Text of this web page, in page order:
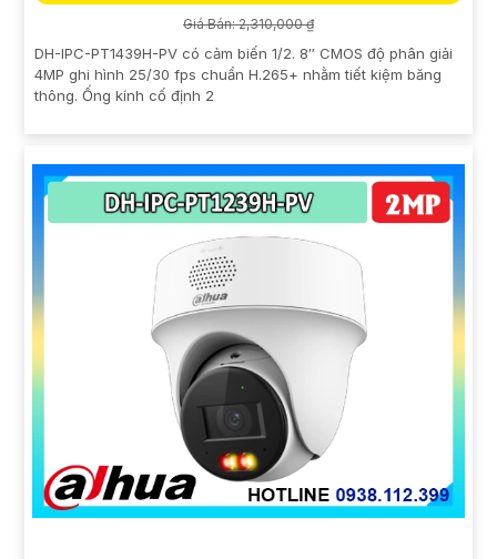
Giá Bán: 2,310,000 ₫
DH-IPC-PT1439H-PV có cảm biến 1/2. 8″ CMOS độ phân giải
4MP ghi hình 25/30 fps chuẩn H.265+ nhằm tiết kiệm băng
thông. Ống kính cố định 2